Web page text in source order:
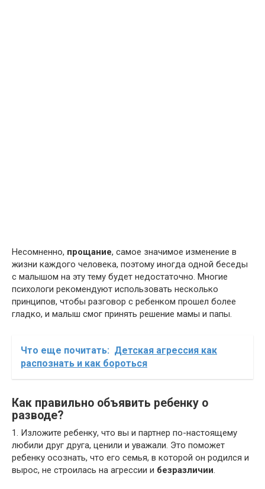
Несомненно, прощание, самое значимое изменение в
жизни каждого человека, поэтому иногда одной беседы
с малышом на эту тему будет недостаточно. Многие
психологи рекомендуют использовать несколько
принципов, чтобы разговор с ребенком прошел более
гладко, и малыш смог принять решение мамы и папы.
Что еще почитать: Детская агрессия как
распознать и как бороться
Как правильно объявить ребенку о
разводе?
1. Изложите ребенку, что вы и партнер по-настоящему
любили друг друга, ценили и уважали. Это поможет
ребенку осознать, что его семья, в которой он родился и
вырос, не строилась на агрессии и безразличии.